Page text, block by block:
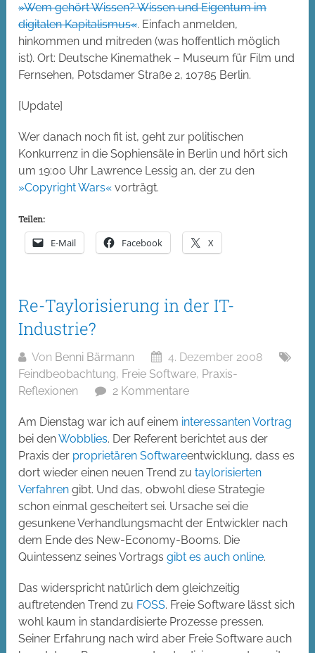
»Wem gehört Wissen? Wissen und Eigentum im
digitalen Kapitalismus«. Einfach anmelden,
hinkommen und mitreden (was hoffentlich möglich
ist). Ort: Deutsche Kinemathek – Museum für Film und
Fernsehen, Potsdamer Straße 2, 10785 Berlin.
[Update]
Wer danach noch fit ist, geht zur politischen
Konkurrenz in die Sophiensäle in Berlin und hört sich
um 19:00 Uhr Lawrence Lessig an, der zu den
»Copyright Wars« vorträgt.
Teilen:
E-Mail Facebook X
Re-Taylorisierung in der IT-
Industrie?
Von Benni Bärmann
4. Dezember 2008
Feindbeobachtung, Freie Software, Praxis-
Reflexionen
2 Kommentare
Am Dienstag war ich auf einem interessanten Vortrag
bei denWobblies. Der Referent berichtet aus der
Praxis der proprietären Softwareentwicklung, dass es
dort wieder einen neuen Trend zutaylorisierten
Verfahren gibt. Und das, obwohl diese Strategie
schon einmal gescheitert sei. Ursache sei die
gesunkene Verhandlungsmacht der Entwickler nach
dem Ende des New-Economy-Booms. Die
Quintessenz seines Vortragsgibt es auch online.
Das widerspricht natürlich dem gleichzeitig
auftretenden Trend zu FOSS. Freie Software lässt sich
wohl kaum in standardisierte Prozesse pressen.
Seiner Erfahrung nach wird aber Freie Software auch